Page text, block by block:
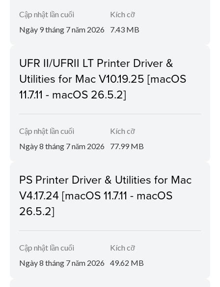
Cập nhật lần cuối
Ngày 9 tháng 7 năm 2026
Kích cỡ
7.43 MB
UFR II/UFRII LT Printer Driver &
Utilities for Mac V10.19.25 [macOS
11.7.11 - macOS 26.5.2]
Cập nhật lần cuối
Ngày 8 tháng 7 năm 2026
Kích cỡ
77.99 MB
PS Printer Driver & Utilities for Mac
V4.17.24 [macOS 11.7.11 - macOS
26.5.2]
Cập nhật lần cuối
Ngày 8 tháng 7 năm 2026
Kích cỡ
49.62 MB